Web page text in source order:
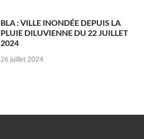
BLA : VILLE INONDÉE DEPUIS LA
PLUIE DILUVIENNE DU 22 JUILLET
2024
26 juillet 2024